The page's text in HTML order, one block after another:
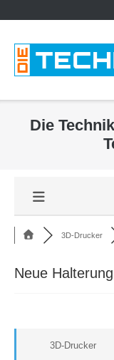
Die
3D-Drucker
Neue
3D-Drucker